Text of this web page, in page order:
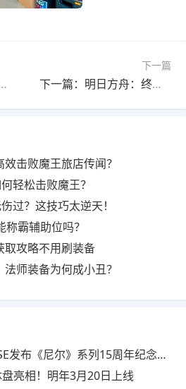
镇隐藏家具获取办法
下一篇
下一篇：明日方舟：终末地//O.M.V.帝江号//档案更新说明//
击败魔王旅店传闻？
轻松击败魔王？
过？这技巧太逆天！
霸辅助位吗？
取攻略不用刷装备
师装备为何成小丑？
《尼尔》系列15周年纪念典藏套装
盘亮相！明年3月20日上线